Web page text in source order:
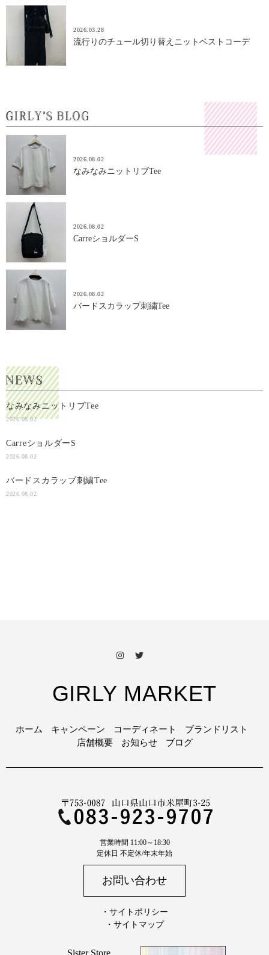
2026.03.28
流行りのチュール切り替えニットベストコーデ
2026.08.02
なみなみニットリブTee
2026.08.02
CarreショルダーS
2026.08.02
バードスカラップ刺繍Tee
なみなみニットリブTee
2026.08.02
CarreショルダーS
2026.08.02
バードスカラップ刺繍Tee
2026.08.02
GIRLY MARKET
ホーム キャンペーン コーディネート
ブランドリスト
店舗概要
お知らせ ブログ
営業時間 11:00～18:30
定休日 不定休/年末年始
お問い合わせ
・サイトポリシー
・サイトマップ
Sister Store